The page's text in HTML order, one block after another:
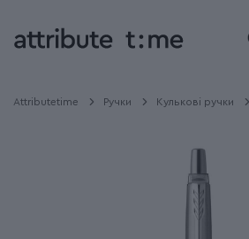
Attributetime Ручки Кулькові ручки